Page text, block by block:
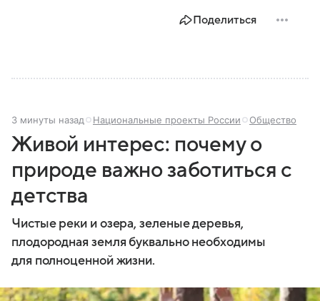
Поделиться
3 минуты назад Национальные проекты России Общество
Живой интерес: почему о
природе важно заботиться с
детства
Чистые реки и озера, зеленые деревья,
плодородная земля буквально необходимы
для полноценной жизни.